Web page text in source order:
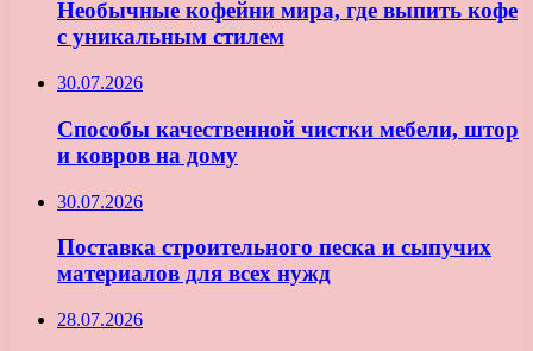
Необычные кофейни мира, где выпить кофе
с уникальным стилем
30.07.2026
Способы качественной чистки мебели, штор
и ковров на дому
30.07.2026
Поставка строительного песка и сыпучих
материалов для всех нужд
28.07.2026